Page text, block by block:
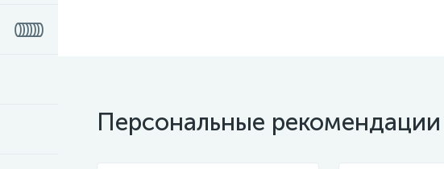
Персональные рекомендации